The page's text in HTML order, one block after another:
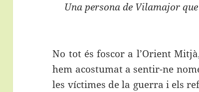
Una persona de Vilamajor
No tot és foscor a l’Orient
hem acostumat a sentir-ne
les víctimes de la guerra i els